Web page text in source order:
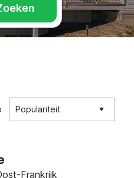
Populariteit
Frankrijk